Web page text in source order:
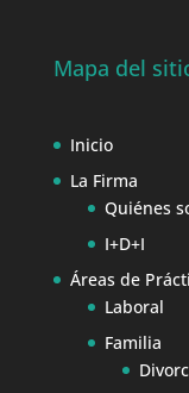
Mapa del
Inicio
La Firma
Quiénes
I+D+I
Áreas de
Laboral
Familia